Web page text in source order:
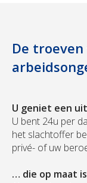
De troeven
U geniet een
U bent 24u per
het slachtoffer
privé- of uw
… die op maat is